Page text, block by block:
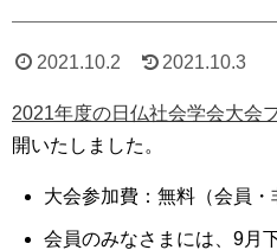
2021.10.2 2021.10.3
2021年度の日仏社会学会大会
開いたしました。
大会参加費：無料（会員・
会員のみなさまには、9月